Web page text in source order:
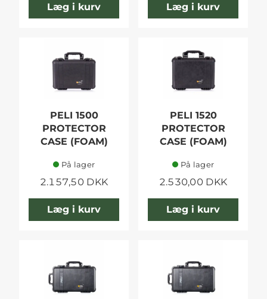
Læg i kurv Læg i kurv
PELI 1500
PROTECTOR
CASE (FOAM)
På lager
2.157,50 DKK
Læg i kurv
PELI 1520
PROTECTOR
CASE (FOAM)
På lager
2.530,00 DKK
Læg i kurv